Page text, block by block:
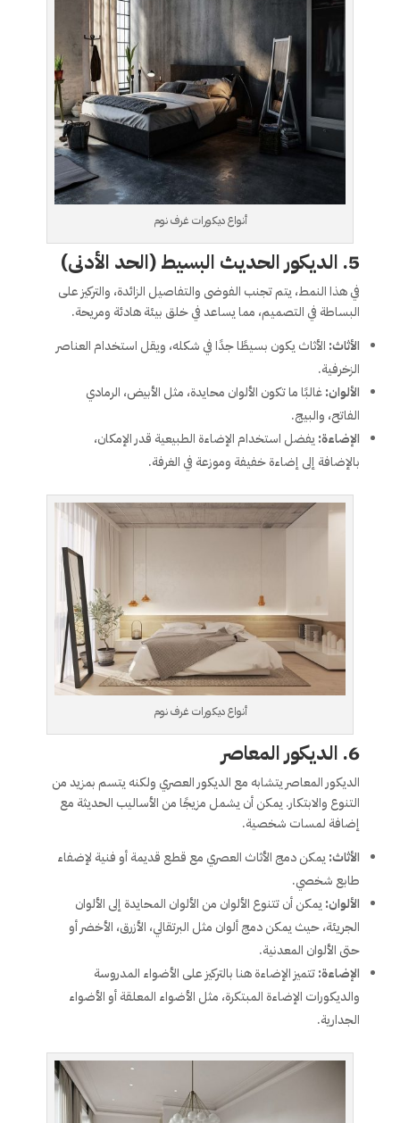
أنواع ديكورات غرف نوم
5. الديكور الحديث البسيط (الحد الأدنى)
في هذا النمط، يتم تجنب الفوضى والتفاصيل الزائدة، والتركيز على
البساطة في التصميم، مما يساعد في خلق بيئة هادئة ومريحة.
الأثاث: الأثاث يكون بسيطًا جدًا في شكله، ويقل استخدام العناصر
الزخرفية.
الألوان:غالبًا ما تكون الألوان محايدة، مثل الأبيض، الرمادي
الفاتح، والبيج.
الإضاءة: يفضل استخدام الإضاءة الطبيعية قدر الإمكان،
بالإضافة إلى إضاءة خفيفة وموزعة في الغرفة.
أنواع ديكورات غرف نوم
6. الديكور المعاصر
الديكور المعاصر يتشابه مع الديكور العصري ولكنه يتسم بمزيد من
التنوع والابتكار. يمكن أن يشمل مزيجًا من الأساليب الحديثة مع
إضافة لمسات شخصية.
الأثاث:يمكن دمج الأثاث العصري مع قطع قديمة أو فنية لإضفاء
طابع شخصي.
الألوان:يمكن أن تتنوع الألوان من الألوان المحايدة إلى الألوان
الجريئة، حيث يمكن دمج ألوان مثل البرتقالي، الأزرق، الأخضر أو
حتى الألوان المعدنية.
الإضاءة:تتميز الإضاءة هنا بالتركيز على الأضواء المدروسة
والديكورات الإضاءة المبتكرة، مثل الأضواء المعلقة أو الأضواء
الجدارية.